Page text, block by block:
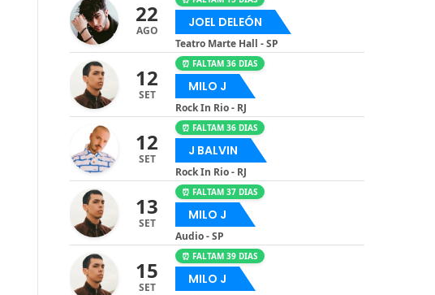
22
AGO
JOEL DELEÓN
Teatro Marte Hall - SP
12
SET
⏰ FALTAM 36 DIAS
MILO J
Rock In Rio - RJ
12
SET
⏰ FALTAM 36 DIAS
J BALVIN
Rock In Rio - RJ
13
SET
⏰ FALTAM 37 DIAS
MILO J
Audio - SP
15
SET
⏰ FALTAM 39 DIAS
MILO J